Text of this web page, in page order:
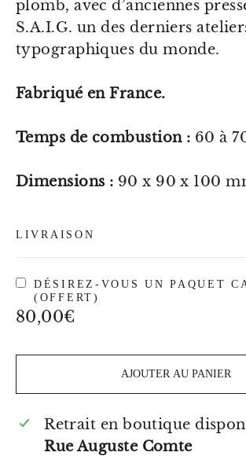
plomb, avec d’anciennes
S.A.I.G. un des derniers
typographiques du monde.
Fabriqué en France.
Temps de combustion : 60 à
Dimensions : 90 x 90 x 100
LIVRAISON
DÉSIREZ-VOUS UN PAQUET
(OFFERT)
Prix
80,00€
AJOUTER AU PANIER
Retrait en boutique
Rue Auguste Comte